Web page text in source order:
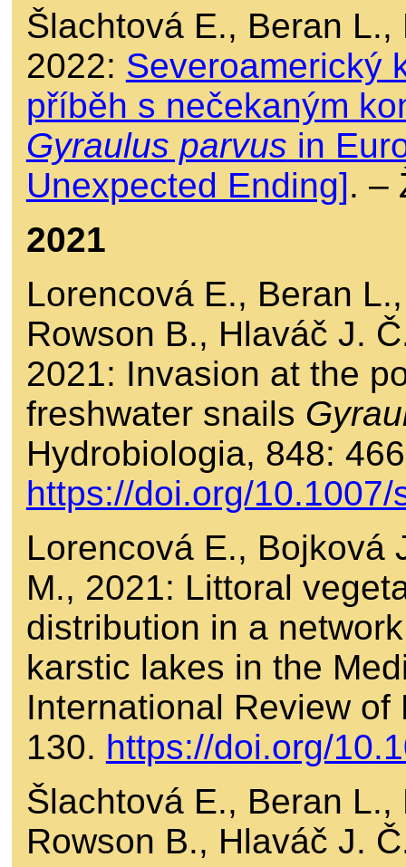
Šlachtová E., Beran
2022: Severoamerický
příběh s nečekaným
Gyraulus parvus in
Unexpected Ending]. –
2021
Lorencová E., Beran
Rowson B., Hlaváč J.
2021: Invasion at the
freshwater snails
Hydrobiologia, 848:
https://doi.org/
Lorencová E., Bojková
M., 2021: Littoral
distribution in a
karstic lakes in the
International Review
130. https://doi.org/
Šlachtová E., Beran
Rowson B., Hlaváč J.